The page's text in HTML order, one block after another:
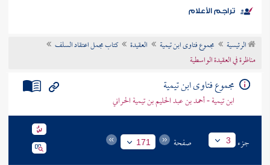
موضوعي
تراجم الأعلام
الرئيسية مجموع فتاوى ابن تيمية العقيدة
كتاب مجمل اعتقاد السلف
مناظرة في العقيدة الواسطية
مجموع فتاوى ابن تيمية
ابن تيمية - أحمد بن عبد الحليم بن تيمية الحراني
جزء 3 صفحة 171